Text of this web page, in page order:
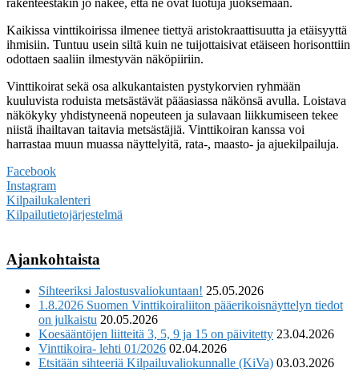
Kaikissa vinttikoirissa ilmenee tiettyä aristokraattisuutta ja etäisyyttä
ihmisiin. Tuntuu usein siltä kuin ne tuijottaisivat etäiseen horisonttiin
odottaen saaliin ilmestyvän näköpiiriin.
Vinttikoirat sekä osa alkukantaisten pystykorvien ryhmään
kuuluvista roduista metsästävät pääasiassa näkönsä avulla. Loistava
näkökyky yhdistyneenä nopeuteen ja sulavaan liikkumiseen tekee
niistä ihailtavan taitavia metsästäjiä. Vinttikoiran kanssa voi
harrastaa muun muassa näyttelyitä, rata-, maasto- ja ajuekilpailuja.
Facebook
Instagram
Kilpailukalenteri
Kilpailutietojärjestelmä
Ajankohtaista
Sihteeriksi Jalostusvaliokuntaan! 25.05.2026
1.8.2026 Suomen Vinttikoiraliiton pääerikoisnäyttelyn tiedot
on julkaistu 20.05.2026
Koesääntöjen liitteitä 3, 5, 9 ja 15 on päivitetty 23.04.2026
Vinttikoira- lehti 01/2026 02.04.2026
Etsitään sihteeriä Kilpailuvaliokunnalle (KiVa) 03.03.2026